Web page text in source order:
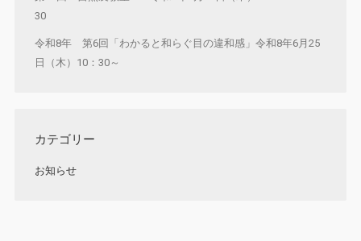
30
令和8年 第6回「わかると和らぐ目の違和感」令和8年6月25
日（木）10：30～
カテゴリー
お知らせ